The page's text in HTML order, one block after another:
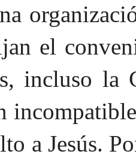
el
incluso la
a Jesús.